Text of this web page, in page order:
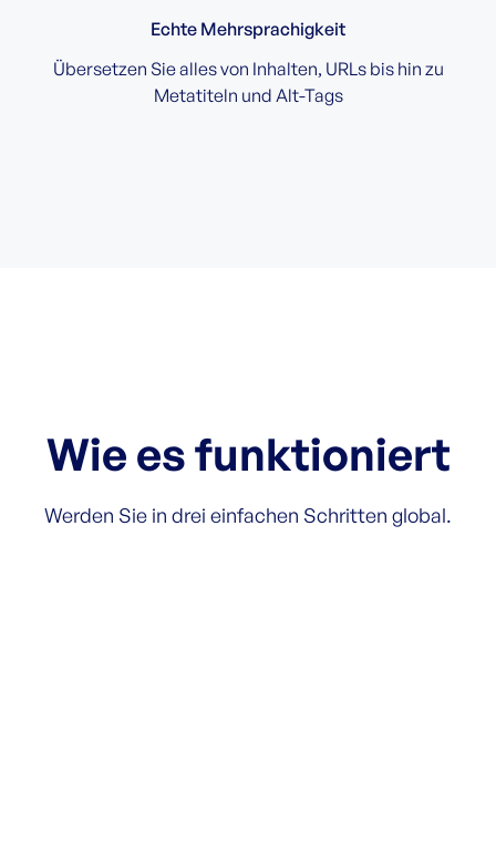
Echte Mehrsprachigkeit
Übersetzen Sie alles von Inhalten, URLs bis hin zu
Metatiteln und Alt-Tags
Wie es funktioniert
Werden Sie in drei einfachen Schritten global.